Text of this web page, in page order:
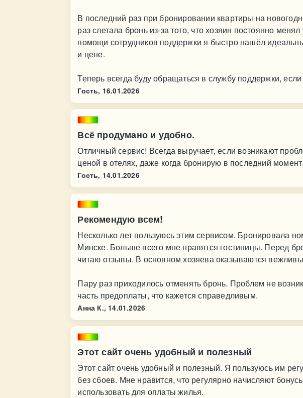
В последний раз при бронировании квартиры на
раз слетала бронь из-за того, что хозяин постоянно
помощи сотрудников поддержки я быстро нашёл
и цене.
Теперь всегда буду обращаться в службу поддержки, если
Гость, 16.01.2026
Всё продумано и удобно.
Отличный сервис! Всегда выручает, если возникают
ценой в отелях, даже когда бронирую в последний
Гость, 14.01.2026
Рекомендую всем!
Несколько лет пользуюсь этим сервисом. Бронировала
Минске. Больше всего мне нравятся гостиницы. Перед
читаю отзывы. В основном хозяева оказываются
Пару раз приходилось отменять бронь. Проблем не
часть предоплаты, что кажется справедливым.
Анна К., 14.01.2026
Этот сайт очень удобный и полезный
Этот сайт очень удобный и полезный. Я пользуюсь им
без сбоев. Мне нравится, что регулярно начисляют
использовать для оплаты жилья.